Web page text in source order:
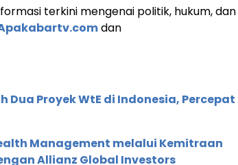
terkini mengenai politik, hukum, dan
dan
Dua Proyek WtE di Indonesia, Percepat
Management melalui Kemitraan
Allianz Global Investors